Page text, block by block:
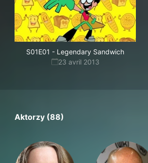
S01E01 - Legendary Sandwich
23 avril 2013
Aktorzy (88)